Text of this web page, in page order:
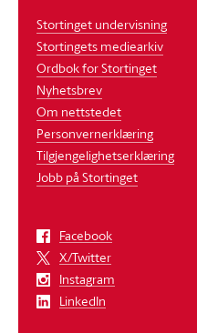
Stortinget undervisning
Stortingets mediearkiv
Ordbok for Stortinget
Nyhetsbrev
Om nettstedet
Personvernerklæring
Tilgjengelighetserklæring
Jobb på Stortinget
Facebook
X/Twitter
Instagram
LinkedIn